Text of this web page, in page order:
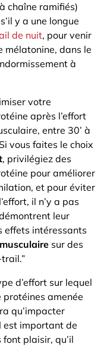
chaîne ramifiés)
y a une longue
de nuit, pour venir
mélatonine, dans le
à
votre
après l’effort
entre 30’ à
vous faites le choix
, privilégiez des
pour améliorer
et pour éviter
il n’y a pas
leur
effets intéressants
sur des
d’effort sur lequel
amenée
qu’impacter
est important de
plaisir, qu’il